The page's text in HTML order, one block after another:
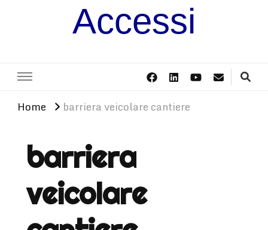
Accessi
Home barriera veicolare cantiere
barriera
veicolare